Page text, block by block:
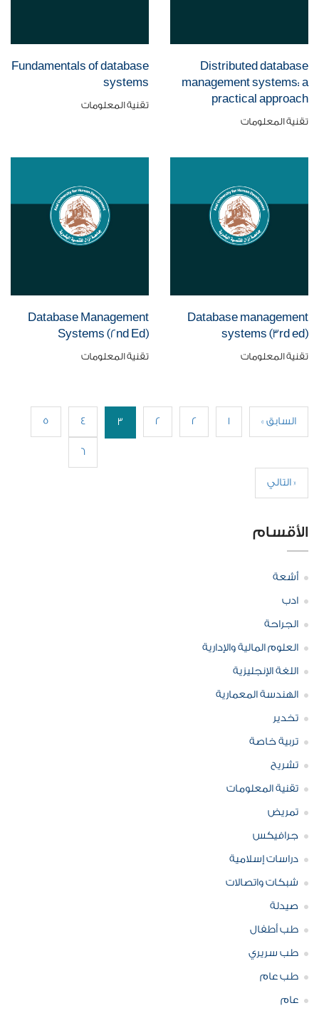
Distributed database
management systems: a
practical approach
تقنية المعلومات
Fundamentals of database
systems
تقنية المعلومات
Database management
systems (3rd ed)
تقنية المعلومات
Database Management
Systems (2nd Ed)
تقنية المعلومات
« السابق 1
2
2
3
4
5
6
التالي »
الأقسام
أشعة
ادب
الجراحة
العلوم المالية والإدارية
اللغة الإنجليزية
الهندسة المعمارية
تخدير
تربية خاصة
تشريح
تقنية المعلومات
تمريض
جرافيكس
دراسات إسلامية
شبكات واتصالات
صيدلة
طب أطفال
طب سريري
طب عام
عام